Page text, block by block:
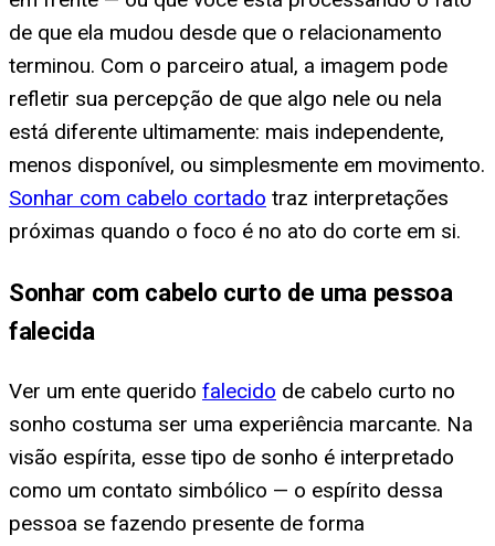
de que ela mudou desde que o relacionamento
terminou. Com o parceiro atual, a imagem pode
refletir sua percepção de que algo nele ou nela
está diferente ultimamente: mais independente,
menos disponível, ou simplesmente em movimento.
Sonhar com cabelo cortado traz interpretações
próximas quando o foco é no ato do corte em si.
Sonhar com cabelo curto de uma pessoa
falecida
Ver um ente querido falecido de cabelo curto no
sonho costuma ser uma experiência marcante. Na
visão espírita, esse tipo de sonho é interpretado
como um contato simbólico — o espírito dessa
pessoa se fazendo presente de forma